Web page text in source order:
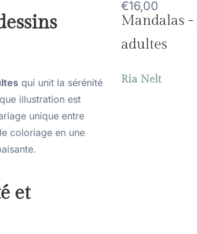
qui unit la sérénité
illustration est
unique entre
coloriage en une
et
Mandalas
adultes
Ria Nelt
€16,00